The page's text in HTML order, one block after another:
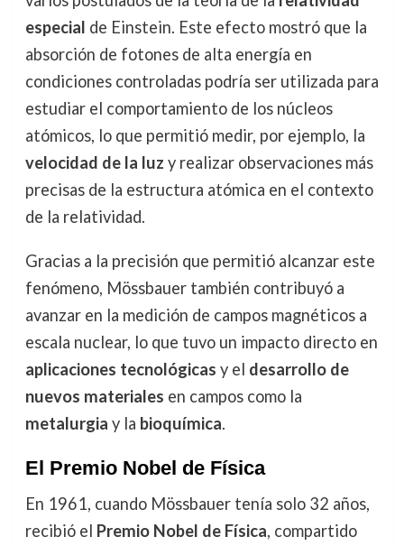
especial de Einstein. Este efecto mostró que la
absorción de fotones de alta energía en
condiciones controladas podría ser utilizada para
estudiar el comportamiento de los núcleos
atómicos, lo que permitió medir, por ejemplo, la
velocidad de la luz y realizar observaciones más
precisas de la estructura atómica en el contexto
de la relatividad.
Gracias a la precisión que permitió alcanzar este
fenómeno, Mössbauer también contribuyó a
avanzar en la medición de campos magnéticos a
escala nuclear, lo que tuvo un impacto directo en
aplicaciones tecnológicas y el desarrollo de
nuevos materiales en campos como la
metalurgia y la bioquímica.
El Premio Nobel de Física
En 1961, cuando Mössbauer tenía solo 32 años,
recibió el Premio Nobel de Física, compartido